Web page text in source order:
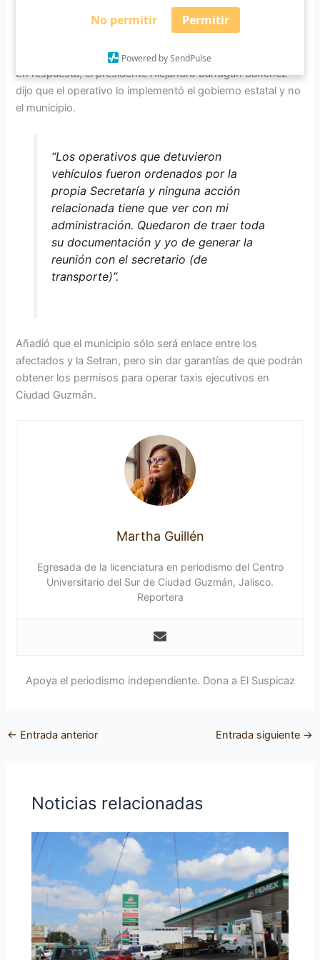
No permitir Permitir
Powered by SendPulse
Así mismo habló sobre lo tardío que puede ser el proceso
de devolución de vehículos retirados ya que puede
En respuesta, el presidente Alejandro Barragán Sánchez
dijo que el operativo lo implementó el gobierno estatal y no
el municipio.
“Los operativos que detuvieron
vehículos fueron ordenados por la
propia Secretaría y ninguna acción
relacionada tiene que ver con mi
administración. Quedaron de traer toda
su documentación y yo de generar la
reunión con el secretario (de
transporte)”.
Añadió que el municipio sólo será enlace entre los
afectados y la Setran, pero sin dar garantías de que podrán
obtener los permisos para operar taxis ejecutivos en
Ciudad Guzmán.
Martha Guillén
Egresada de la licenciatura en periodismo del Centro
Universitario del Sur de Ciudad Guzmán, Jalisco.
Reportera
Apoya el periodismo independiente. Dona a El Suspicaz
← Entrada anterior Entrada siguiente →
Noticias relacionadas